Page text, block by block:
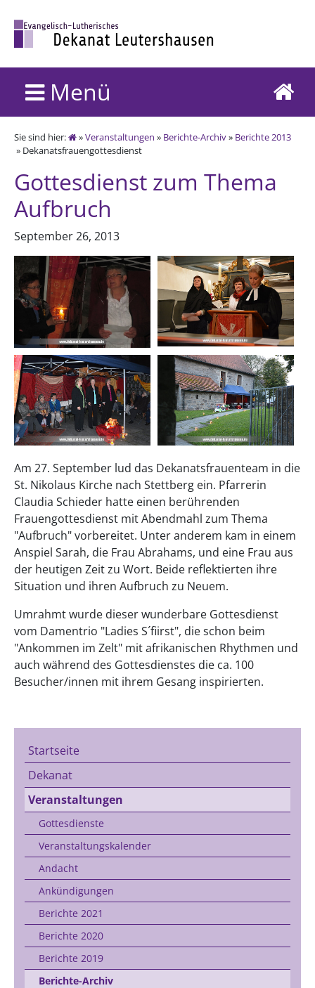
Menü
Sie sind hier: »Veranstaltungen » Berichte-Archiv» Berichte 2013
» Dekanatsfrauengottesdienst
Gottesdienst zum Thema
Aufbruch
September 26, 2013
Am 27. September lud das Dekanatsfrauenteam in die
St. Nikolaus Kirche nach Stettberg ein. Pfarrerin
Claudia Schieder hatte einen berührenden
Frauengottesdienst mit Abendmahl zum Thema
"Aufbruch" vorbereitet. Unter anderem kam in einem
Anspiel Sarah, die Frau Abrahams, und eine Frau aus
der heutigen Zeit zu Wort. Beide reflektierten ihre
Situation und ihren Aufbruch zu Neuem.
Umrahmt wurde dieser wunderbare Gottesdienst
vom Damentrio "Ladies S´fiirst", die schon beim
"Ankommen im Zelt" mit afrikanischen Rhythmen und
auch während des Gottesdienstes die ca. 100
Besucher/innen mit ihrem Gesang inspirierten.
Startseite
Dekanat
Veranstaltungen
Gottesdienste
Veranstaltungskalender
Andacht
Ankündigungen
Berichte 2021
Berichte 2020
Berichte 2019
Berichte-Archiv